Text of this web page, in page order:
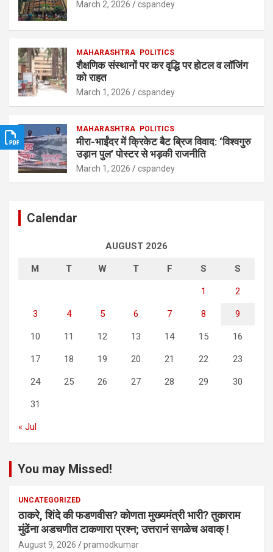
March 2, 2026 cspandey
MAHARASHTRA POLITICS
शैक्षणिक संस्थानों पर कर वृद्धि पर होटल व लॉजिंग
को राहत
March 1, 2026 cspandey
MAHARASHTRA POLITICS
मीरा-भाईंदर में क्रिकेट बैट ब्रिज विवाद: ‘विश्वगुरु
उड़ान पुल’ पोस्टर से भड़की राजनीति
March 1, 2026 cspandey
Calendar
AUGUST 2026
M T W T F S S
1 2
3 4 5 6 7 8 9
10 11 12 13 14 15 16
17 18 19 20 21 22 23
24 25 26 27 28 29 30
31
« Jul
You may Missed!
UNCATEGORIZED
ठाकरे, शिंदे की फडणवीस? कोणता मुख्यमंत्री भारी? तुकाराम
मुंढेंना अडचणीत टाकणारा प्रश्न; उत्तरानं सगळेच अवाक् !
August 9, 2026 pramodkumar